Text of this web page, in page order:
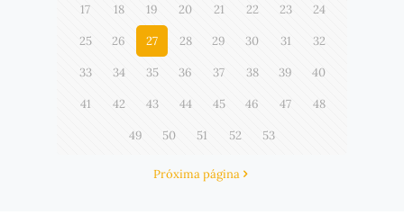
17 18 19 20 21 22 23 24
25 26 27 28 29 30 31 32
33 34 35 36 37 38 39 40
41 42 43 44 45 46 47 48
49 50 51 52 53
Próxima página